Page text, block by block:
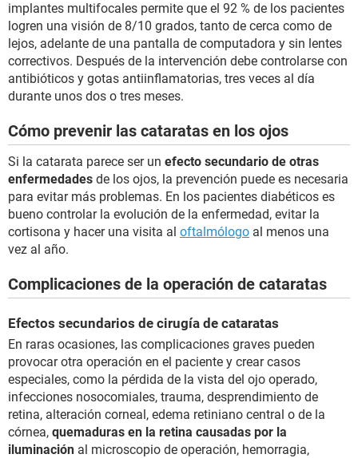
implantes multifocales permite que el 92 % de los pacientes
logren una visión de 8/10 grados, tanto de cerca como de
lejos, adelante de una pantalla de computadora y sin lentes
correctivos. Después de la intervención debe controlarse con
antibióticos y gotas antiinflamatorias, tres veces al día
durante unos dos o tres meses.
Cómo prevenir las cataratas en los ojos
Si la catarata parece ser un efecto secundario de otras
enfermedades de los ojos, la prevención puede es necesaria
para evitar más problemas. En los pacientes diabéticos es
bueno controlar la evolución de la enfermedad, evitar la
cortisona y hacer una visita al oftalmólogo al menos una
vez al año.
Complicaciones de la operación de cataratas
Efectos secundarios de cirugía de cataratas
En raras ocasiones, las complicaciones graves pueden
provocar otra operación en el paciente y crear casos
especiales, como la pérdida de la vista del ojo operado,
infecciones nosocomiales, trauma, desprendimiento de
retina, alteración corneal, edema retiniano central o de la
córnea, quemaduras en la retina causadas ​​por la
iluminación al microscopio de operación, hemorragia,